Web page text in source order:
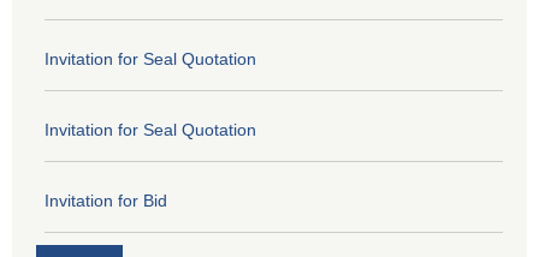
Invitation for Seal Quotation
Invitation for Seal Quotation
Invitation for Bid